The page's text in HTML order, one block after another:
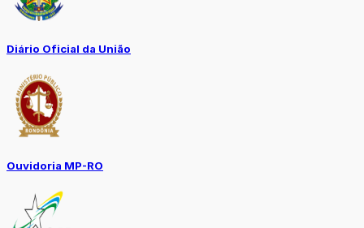
Diário Oficial da União
Ouvidoria MP-RO